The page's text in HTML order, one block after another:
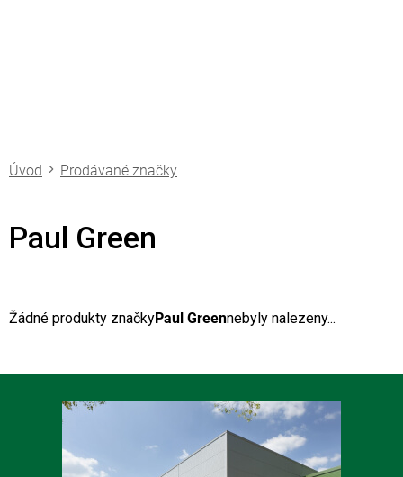
Prodávané značky
Paul Green
Žádné produkty značkyPaul Greennebyly nalezeny...